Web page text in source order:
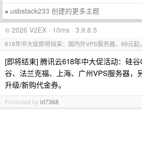
» usbstack233 创建的更多主题
© 2026 V2EX · 10ms · 3.9.8.5
618年中大促即将结束：国内外VPS服务器，99元起
[即将结束] 腾讯云618年中大促活动：硅
谷、法兰克福、上海、广州VPS服务器，
升级/新购代金券。
Promoted byid7368